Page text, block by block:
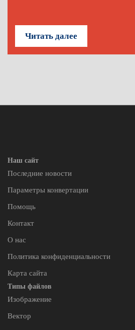
Читать далее
Наш сайт
Последние новости
Параметры конвертации
Помощь
Контакт
О нас
Политика конфиденциальности
Карта сайта
Типы файлов
Изображение
Вектор